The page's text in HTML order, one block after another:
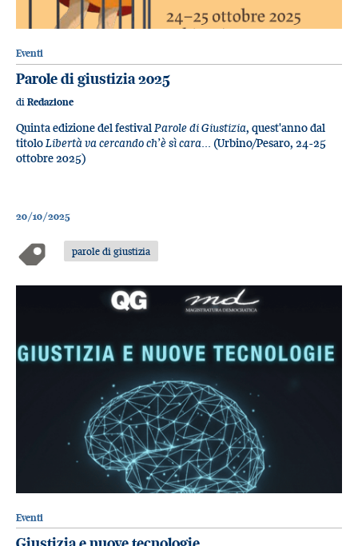
Eventi
Parole di giustizia 2025
di Redazione
Quinta edizione del festivalParole di Giustizia, quest'anno dal
titoloLibertà va cercando ch’è sì cara... (Urbino/Pesaro, 24-25
ottobre 2025)
20/10/2025
parole di giustizia
Eventi